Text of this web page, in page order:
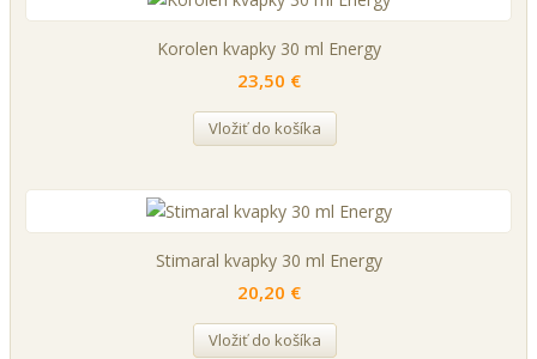
Korolen kvapky 30 ml Energy
23,50 €
Vložiť do košíka
Stimaral kvapky 30 ml Energy
20,20 €
Vložiť do košíka